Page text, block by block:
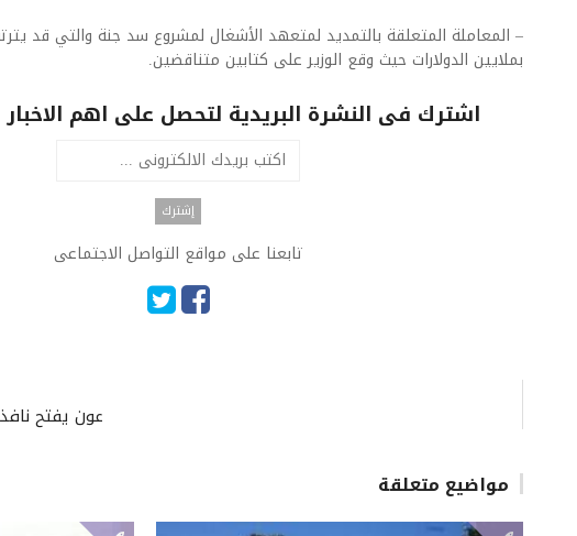
– المعاملة المتعلقة بالتمديد لمتعهد الأشغال لمشروع سد جنة والتي قد
بملايين الدولارات حيث وقع الوزير على كتابين متناقضين.
اشترك فى النشرة البريدية لتحصل على اهم
تابعنا على مواقع التواصل الاجتماعى
عون يفتح
مواضيع متعلقة